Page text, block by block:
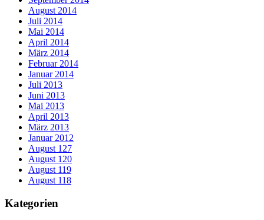
August 2014
Juli 2014
Mai 2014
April 2014
März 2014
Februar 2014
Januar 2014
Juli 2013
Juni 2013
Mai 2013
April 2013
März 2013
Januar 2012
August 127
August 120
August 119
August 118
Kategorien